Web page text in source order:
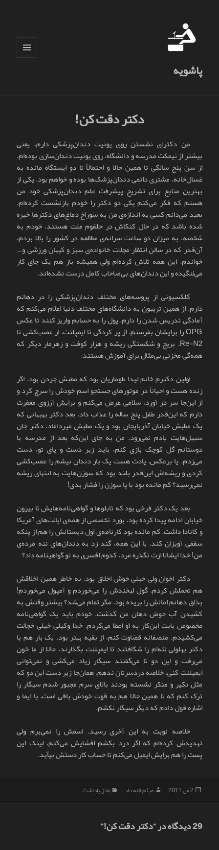
پاشویه
دکتر دقت کن!
من دکترای نشستن روی یونیت دندان‌پزشکی دارم. یعنی
بیشتر از نیمکت مدرسه و دانشگاه، روی یونیت دندان‌سازی بوده‌ام.
از سن پنج سالگی تا همین حالا و احتمالاً تا دو ایستگاه مانده به
غسال‌خانه، مشتری دائمی دندان‌پزشک‌ها بوده و خواهم بود. یکی از
بهترین منابع برای تشریح پیشرفت علم دندان‌پزشکی خود من
هستم که فکر می‌کنم یکی دو دکتر را خودم بازنشست کرده‌ام.
بعید می‌دانم کسی به اندازه‌ی من به سوراخ دماغ‌های دکترها خیره
شده باشد که در حال کنکاش در حلقوم ملت هستند. خودم به
شخصه، به میزان دو ساعت سرانه‌ی مطالعه در کشور را بالا بردم،
آن‌قدر که در سالن انتظار مجلات خانواده‌ی سبز و کیهان ورزشی و…
خواندم. این همه تلاش کرده‌ام ولی همیشه باز هم یک جای کار
می‌لنگیده و این دندان‌های بی‌صاحاب کامل درست نشده‌اند.
کلکسیونی از پروسه‌های مختلف دندان‌پزشکی را در دهانم
دارم. از همین تریبون به دانشگاه‌های مختلف دنیا اعلام می‌کنم که
آمادگی تدریس شدن را دارم. پول را به حسابم واریز کنند تا عکس
OPG را برایشان بفرستم. از پر کردگی تا ایمپلنت. از عصب‌کشی تا
Re-N2. بریج و شکستگی ریشه و هزار کوفت و زهرمار دیگر که
همه‌گی مخزنی بی‌مثال برای آموزش هستند.
اولین دکترم خانم لیدا طوماریان بود که مطبش جردن بود. اگر
زنده هست و احیاناً در موتورهای جستجو اسم خودش را سرچ کرد و
از این‌جا سر در آورد، سلامی عرض می‌کنم و برایش آرزوی مغفرت
دارم که این‌قدر طفل پنج ساله را عذاب داد. بعد دکتر بهبهانی که
یک مطبش خیابان آذربایجان بود و یک مطبش میرداماد. دکتر جان
سبیل‌هایت یادم نمی‌رود. من به جای این‌که بعد از مدرسه با
دوستانم گل کوچک بازی کنم، باید زیر دست و پای تو، دست
می‌زدم. یا برعکس. یادت هست یک بار دندان نیشم را عصب‌کشی
کردی و ریشه‌اش این‌قدر بلند بود که سوزن‌هایت به انتهای ریشه
نمی‌رسید؟ کم مانده بود با پا سوزن را فشار بدی!
بعد یک دکتر فرخی بود که تابلوها و گواهی‌نامه‌هایش تا بیرون
خیابان ادامه پیدا کرده بود. بورد تخصصی از همه‌ی ایالت‌های آمریکا
و کانادا داشت. کم مانده بود کارنامه‌ی اول دبستانش را هم از پنکه
سقفی آویزان کند. با این همه، گند زد به دندان‌های ننه مرده‌ی
من! خدا ایشالا ازت نگذره مرد. کدوم افسری به تو گواهینامه داد؟
دکتر اخوان ولی خیلی خوش اخلاق بود. به خاطر همین اخلاقش
هم تحملش کردم. گول لبخندش را می‌خوردم و آمپول می‌خوردم!
بذاق دهانم امانش را بریده بود. مگر تمام می‌شد؟ بیشتر وقتش به
کشیدن آب حوض دهان من گذشت. خودم باید یک گواهی‌نامه
مخصوص بابت این‌کار به او اعطا می‌کردم. خدا وکیلی خیلی خجالت
می‌کشیدم. منصفانه قضاوت کنم، از بقیه بهتر بود. یک بار هم با
دکتر بهلولی لثه‌ام را شکافتند تا ایمپلنت بگذارند. حالا از ما خون
می‌رفت و این دو تا می‌گفتند سیگار زیاد می‌کشی و نمی‌توانی
ایمپلنت کنی. خلاصه دردسرتان ندهم. همان‌جا زیر دست این دو که
مثل نکیر و منکر نشسته بودند بالای سرم مجبور شدم سیگار را
ترک کنم که تا همین حالا هم به قوت خودش باقی است. با ایما و
اشاره قول دادم که دیگر سیگار نکشم.
خلاصه نوبت به این آخری رسید. اسمش را نمی‌برم ولی
تهدیدش کرده‌ام که اگر درد بکشم افشایش می‌کنم. لینک این
پست را هم برایش ایمیل می‌کنم تا حساب کار دستش بیآید.
ارسال
2 می 2011 نویسنده
میثم الله داد دسته‌ها
طنز,یاداشت
29 دیدگاه در “دکتر دقت کن!”